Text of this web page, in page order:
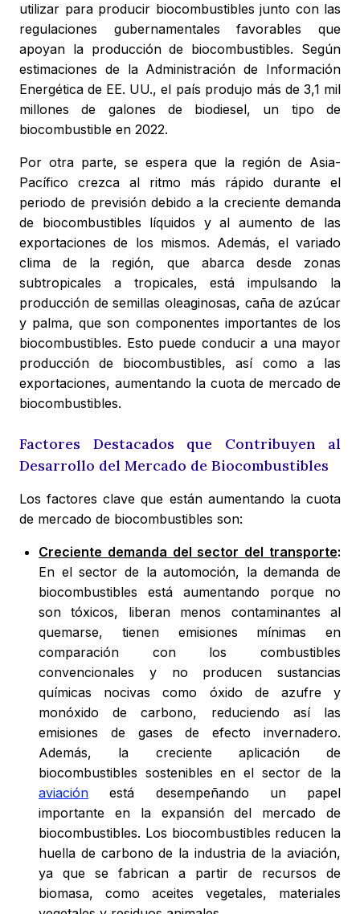
utilizar para producir biocombustibles junto con las
regulaciones gubernamentales favorables que
apoyan la producción de biocombustibles. Según
estimaciones de la Administración de Información
Energética de EE. UU., el país produjo más de 3,1 mil
millones de galones de biodiesel, un tipo de
biocombustible en 2022.
Por otra parte, se espera que la región de Asia-
Pacífico crezca al ritmo más rápido durante el
periodo de previsión debido a la creciente demanda
de biocombustibles líquidos y al aumento de las
exportaciones de los mismos. Además, el variado
clima de la región, que abarca desde zonas
subtropicales a tropicales, está impulsando la
producción de semillas oleaginosas, caña de azúcar
y palma, que son componentes importantes de los
biocombustibles. Esto puede conducir a una mayor
producción de biocombustibles, así como a las
exportaciones, aumentando la cuota de mercado de
biocombustibles.
Factores Destacados que Contribuyen al
Desarrollo del Mercado de Biocombustibles
Los factores clave que están aumentando la cuota
de mercado de biocombustibles son:
Creciente demanda del sector del transporte:
En el sector de la automoción, la demanda de
biocombustibles está aumentando porque no
son tóxicos, liberan menos contaminantes al
quemarse, tienen emisiones mínimas en
comparación con los combustibles
convencionales y no producen sustancias
químicas nocivas como óxido de azufre y
monóxido de carbono, reduciendo así las
emisiones de gases de efecto invernadero.
Además, la creciente aplicación de
biocombustibles sostenibles en el sector de la
aviación está desempeñando un papel
importante en la expansión del mercado de
biocombustibles. Los biocombustibles reducen la
huella de carbono de la industria de la aviación,
ya que se fabrican a partir de recursos de
biomasa, como aceites vegetales, materiales